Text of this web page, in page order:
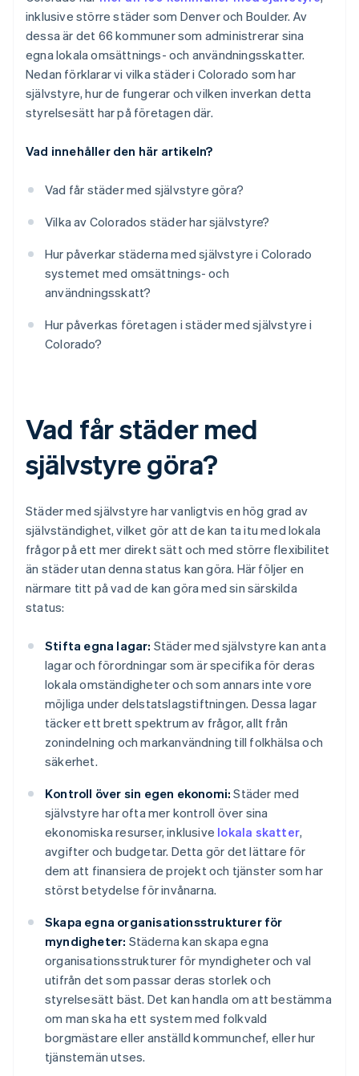
inklusive större städer som Denver och Boulder. Av
dessa är det 66 kommuner som administrerar sina
egna lokala omsättnings- och användningsskatter.
Nedan förklarar vi vilka städer i Colorado som har
självstyre, hur de fungerar och vilken inverkan detta
styrelsesätt har på företagen där.
Vad innehåller den här artikeln?
Vad får städer med självstyre göra?
Vilka av Colorados städer har självstyre?
Hur påverkar städerna med självstyre i Colorado
systemet med omsättnings- och
användningsskatt?
Hur påverkas företagen i städer med självstyre i
Colorado?
Vad får städer med
självstyre göra?
Städer med självstyre har vanligtvis en hög grad av
självständighet, vilket gör att de kan ta itu med lokala
frågor på ett mer direkt sätt och med större flexibilitet
än städer utan denna status kan göra. Här följer en
närmare titt på vad de kan göra med sin särskilda
status:
Stifta egna lagar: Städer med självstyre kan anta
lagar och förordningar som är specifika för deras
lokala omständigheter och som annars inte vore
möjliga under delstatslagstiftningen. Dessa lagar
täcker ett brett spektrum av frågor, allt från
zonindelning och markanvändning till folkhälsa och
säkerhet.
Kontroll över sin egen ekonomi: Städer med
självstyre har ofta mer kontroll över sina
ekonomiska resurser, inklusive lokala skatter,
avgifter och budgetar. Detta gör det lättare för
dem att finansiera de projekt och tjänster som har
störst betydelse för invånarna.
Skapa egna organisationsstrukturer för
myndigheter: Städerna kan skapa egna
organisationsstrukturer för myndigheter och val
utifrån det som passar deras storlek och
styrelsesätt bäst. Det kan handla om att bestämma
om man ska ha ett system med folkvald
borgmästare eller anställd kommunchef, eller hur
tjänstemän utses.